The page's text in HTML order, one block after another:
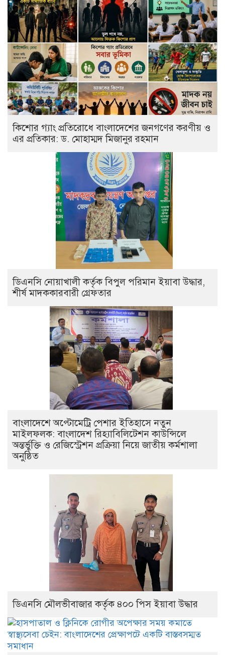
কিশোর গ্যাং প্রতিরোধে বাংলাদেশের জনগণের করণীয় ও
এর প্রতিকার: ড. মোহাম্মদ মিজানুর রহমান
ডিএনসি নোয়াখালী কর্তৃক বিপুল পরিমান ইয়াবা উদ্ধার,
শীর্ষ মাদককারবারী গ্রেফতার
বাংলাদেশে অপ্টোমেট্রি পেশার ইতিহাসে নতুন
মাইলফলক: বাংলাদেশ রিহ্যাবিলিটেশন কাউন্সিলে
অন্তর্ভুক্তি ও রেজিস্ট্রেশন প্রক্রিয়া নিয়ে জাতীয় কর্মশালা
অনুষ্ঠিত
ডিএনসি মৌলভীবাজার কর্তৃক ৪০০ পিস ইয়াবা উদ্ধার